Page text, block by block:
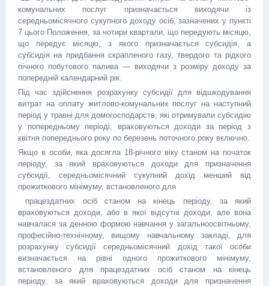
комунальних послуг призначається виходячи із
середньомісячного сукупного доходу осіб, зазначених у пункті
7 цього Положення, за чотири квартали, що передують місяцю,
що передує місяцю, з якого призначається субсидія, а
субсидія на придбання скрапленого газу, твердого та рідкого
пічного побутового палива — виходячи з розміру доходу за
попередній календарний рік.
Під час здійснення розрахунку субсидії для відшкодування
витрат на оплату житлово-комунальних послуг на наступний
період у травні для домогосподарств, які отримували субсидію
у попередньому періоді, враховуються доходи за період з
квітня попереднього року по березень поточного року включно.
Якщо в особи, яка досягла 18-річного віку станом на початок
періоду, за який враховуються доходи для призначення
субсидії, середньомісячний сукупний дохід менший від
прожиткового мінімуму, встановленого для
працездатних осіб станом на кінець періоду, за який
враховуються доходи, або в якої відсутні доходи, але вона
навчалася за денною формою навчання у загальноосвітньому,
професійно-технічному, вищому навчальному закладі, для
розрахунку субсидії середньомісячний дохід такої особи
визначається на рівні одного прожиткового мінімуму,
встановленого для працездатних осіб станом на кінець
періоду, за який враховуються доходи для призначення